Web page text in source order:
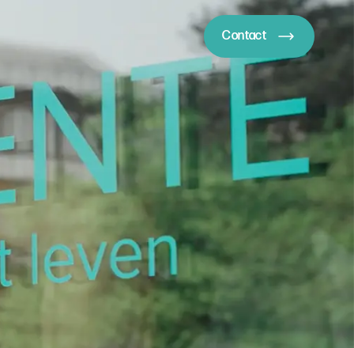
Contact